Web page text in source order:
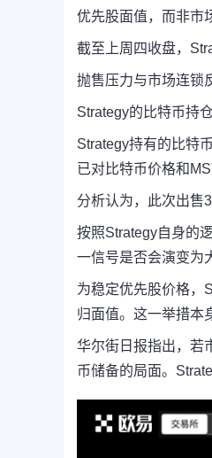
优先股面值，而非市
截至上周四收盘，
抛售压力与市场连锁
Strategy的比特币持
Strategy持有的比特
已对比特币价格和
分析认为， 此次出售
按照Strategy自身的
一信号是否会演变为
为稳定优先股价格，
归面值。 这一举措本
华尔街日报指出，若
币储备的局面。